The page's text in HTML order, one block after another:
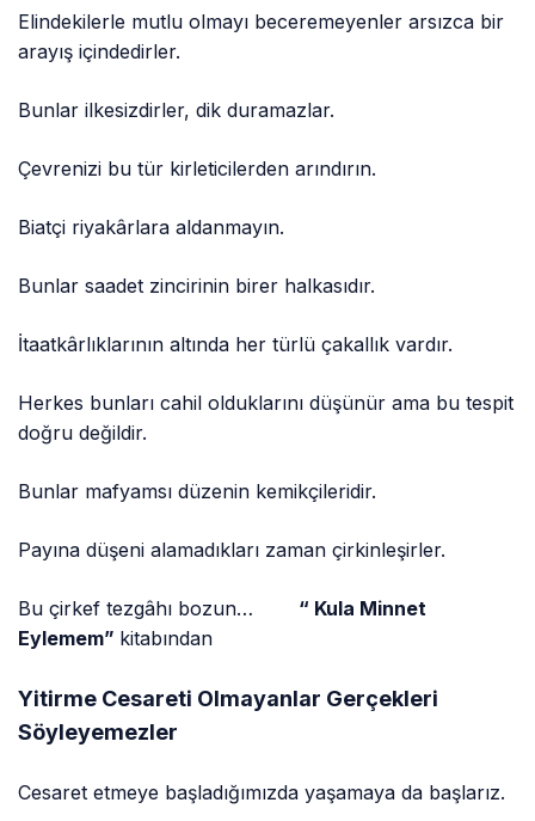
Elindekilerle mutlu olmayı beceremeyenler arsızca bir
arayış içindedirler.
Bunlar ilkesizdirler, dik duramazlar.
Çevrenizi bu tür kirleticilerden arındırın.
Biatçi riyakârlara aldanmayın.
Bunlar saadet zincirinin birer halkasıdır.
İtaatkârlıklarının altında her türlü çakallık vardır.
Herkes bunları cahil olduklarını düşünür ama bu tespit
doğru değildir.
Bunlar mafyamsı düzenin kemikçileridir.
Payına düşeni alamadıkları zaman çirkinleşirler.
Bu çirkef tezgâhı bozun…
“ Kula Minnet
Eylemem” kitabından
Yitirme Cesareti Olmayanlar Gerçekleri
Söyleyemezler
Cesaret etmeye başladığımızda yaşamaya da başlarız.